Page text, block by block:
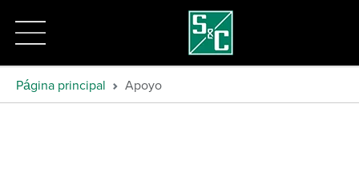
Página principal Apoyo